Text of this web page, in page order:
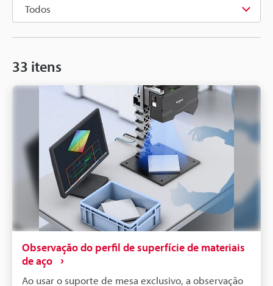
33 itens
Observação do perfil de superfície de materiais
de aço
Ao usar o suporte de mesa exclusivo, a observação